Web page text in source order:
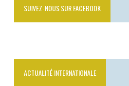
SUIVEZ-NOUS SUR FACEBOOK
ACTUALITÉ INTERNATIONALE